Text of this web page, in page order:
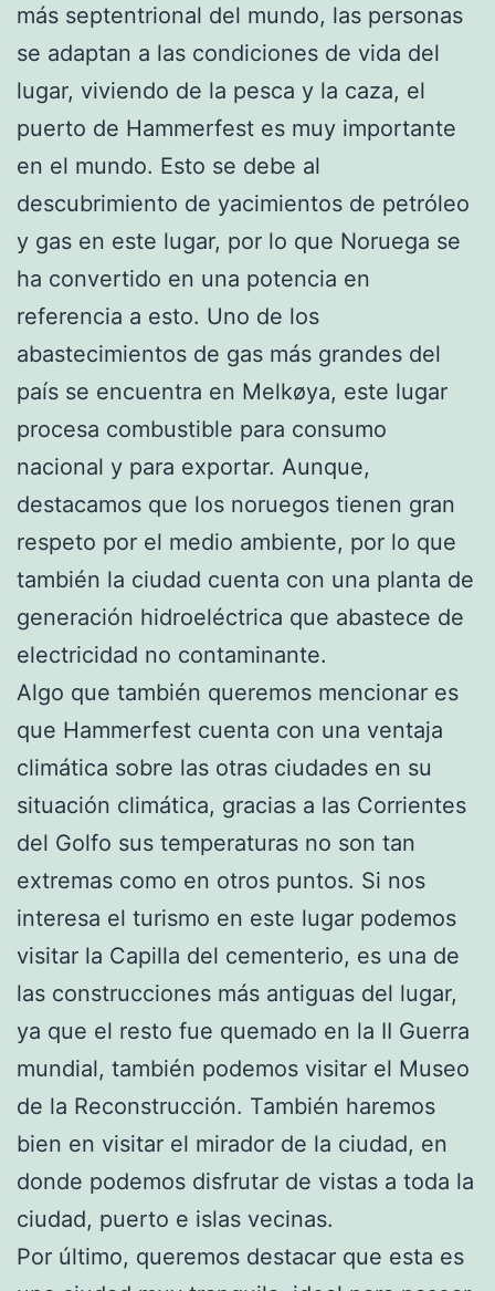
más septentrional del mundo, las personas
se adaptan a las condiciones de vida del
lugar, viviendo de la pesca y la caza, el
puerto de Hammerfest es muy importante
en el mundo. Esto se debe al
descubrimiento de yacimientos de petróleo
y gas en este lugar, por lo que Noruega se
ha convertido en una potencia en
referencia a esto. Uno de los
abastecimientos de gas más grandes del
país se encuentra en Melkøya, este lugar
procesa combustible para consumo
nacional y para exportar. Aunque,
destacamos que los noruegos tienen gran
respeto por el medio ambiente, por lo que
también la ciudad cuenta con una planta de
generación hidroeléctrica que abastece de
electricidad no contaminante.
Algo que también queremos mencionar es
que Hammerfest cuenta con una ventaja
climática sobre las otras ciudades en su
situación climática, gracias a las Corrientes
del Golfo sus temperaturas no son tan
extremas como en otros puntos. Si nos
interesa el turismo en este lugar podemos
visitar la Capilla del cementerio, es una de
las construcciones más antiguas del lugar,
ya que el resto fue quemado en la II Guerra
mundial, también podemos visitar el Museo
de la Reconstrucción. También haremos
bien en visitar el mirador de la ciudad, en
donde podemos disfrutar de vistas a toda la
ciudad, puerto e islas vecinas.
Por último, queremos destacar que esta es